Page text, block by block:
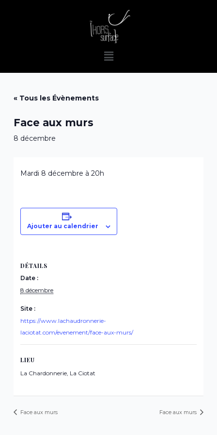
Menu
« Tous les Évènements
Face aux murs
8 décembre
Mardi 8 décembre à 20h
Ajouter au calendrier
DÉTAILS
Date :
8 décembre
Site :
https://www.lachaudronnerie-
laciotat.com/evenement/face-aux-murs/
LIEU
La Chardonnerie, La Ciotat
Face aux murs Face aux murs